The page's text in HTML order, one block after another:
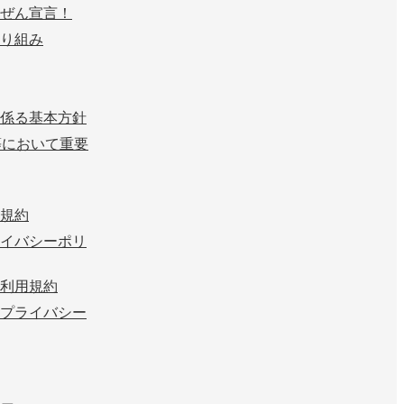
ん宣言！
組み
る基本方針
おいて重要
約
バシーポリ
用規約
ライバシー